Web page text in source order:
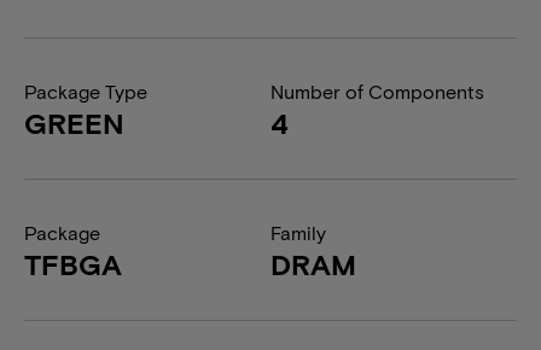
Package Type
GREEN
Number of Components
4
Package
TFBGA
Family
DRAM